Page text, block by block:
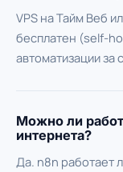
VPS на Тайм Веб
бесплатен (self-
автоматизации за
Можно ли
интернета?
Да. n8n работает